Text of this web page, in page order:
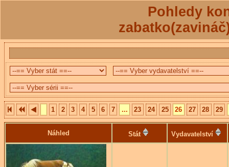
Pohledy
1 2 3 4 5 6 7 ... 23 24 25 26 27 28 29
Náhled Stát Vydavatelství